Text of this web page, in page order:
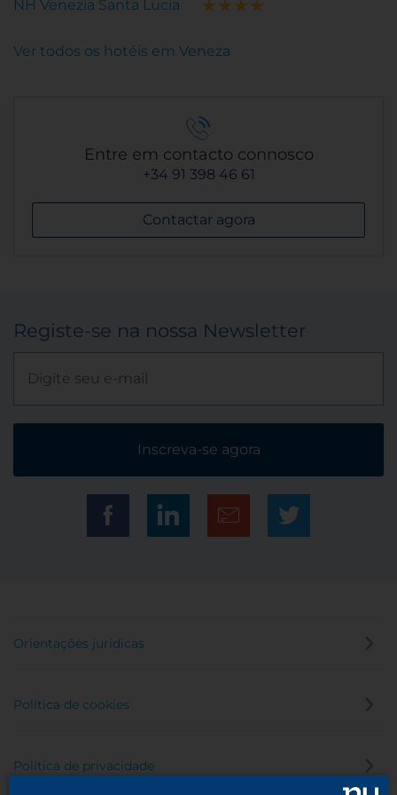
NH Venezia Santa Lucia
Ver todos os hotéis em Veneza
Entre em contacto connosco
+34 91 398 46 61
Contactar agora
Registe-se na nossa Newsletter
Inscreva-se agora
Orientações jurídicas
Política de cookies
Política de privacidade